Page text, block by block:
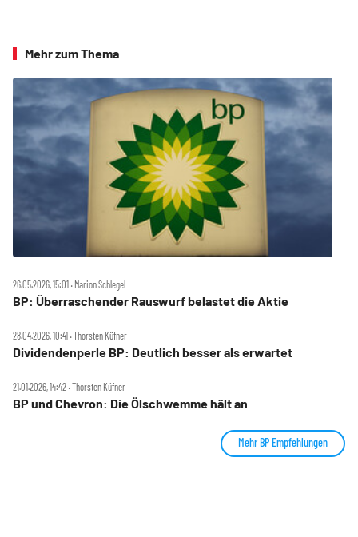
Mehr zum Thema
26.05.2026, 15:01 ‧ Marion Schlegel
BP: Überraschender Rauswurf belastet die Aktie
28.04.2026, 10:41 ‧ Thorsten Küfner
Dividendenperle BP: Deutlich besser als erwartet
21.01.2026, 14:42 ‧ Thorsten Küfner
BP und Chevron: Die Ölschwemme hält an
Mehr BP Empfehlungen